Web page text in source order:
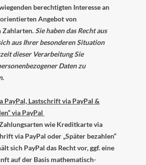
berechtigten Interesse an
Angebot von
Zahlarten.Sie haben das Recht aus
aus Ihrer besonderen Situation
dieser Verarbeitung Sie
Daten zu
PayPal, Lastschrift via PayPal &
via PayPal
wie Kreditkarte via
via PayPal oder „Später bezahlen“
sich PayPal das Recht vor, ggf. eine
auf der Basis mathematisch-